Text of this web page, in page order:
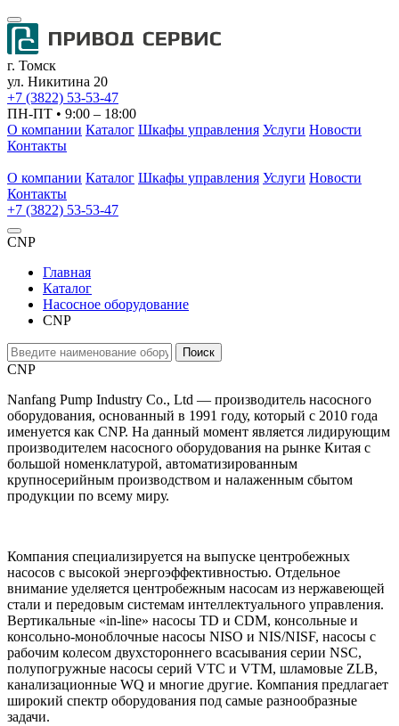
г. Томск
ул. Никитина 20
+7 (3822) 53-53-47
ПН-ПТ • 9:00 – 18:00
О компании Каталог Шкафы управления Услуги Новости
Контакты
О компании Каталог Шкафы управления Услуги Новости
Контакты
+7 (3822) 53-53-47
CNP
Главная
Каталог
Насосное оборудование
CNP
CNP
Nanfang Pump Industry Со., Ltd — производитель насосного
оборудования, основанный в 1991 году, который с 2010 года
именуется как CNP. На данный момент является лидирующим
производителем насосного оборудования на рынке Китая с
большой номенклатурой, автоматизированным
крупносерийным производством и налаженным сбытом
продукции по всему миру.
Компания специализируется на выпуске центробежных
насосов с высокой энергоэффективностью. Отдельное
внимание уделяется центробежным насосам из нержавеющей
стали и передовым системам интеллектуального управления.
Вертикальные «in-line» насосы TD и CDM, консольные и
консольно-моноблочные насосы NISO и NIS/NISF, насосы с
рабочим колесом двухстороннего всасывания серии NSC,
полупогружные насосы серий VTC и VTM, шламовые ZLB,
канализационные WQ и многие другие. Компания предлагает
широкий спектр оборудования под самые разнообразные
задачи.